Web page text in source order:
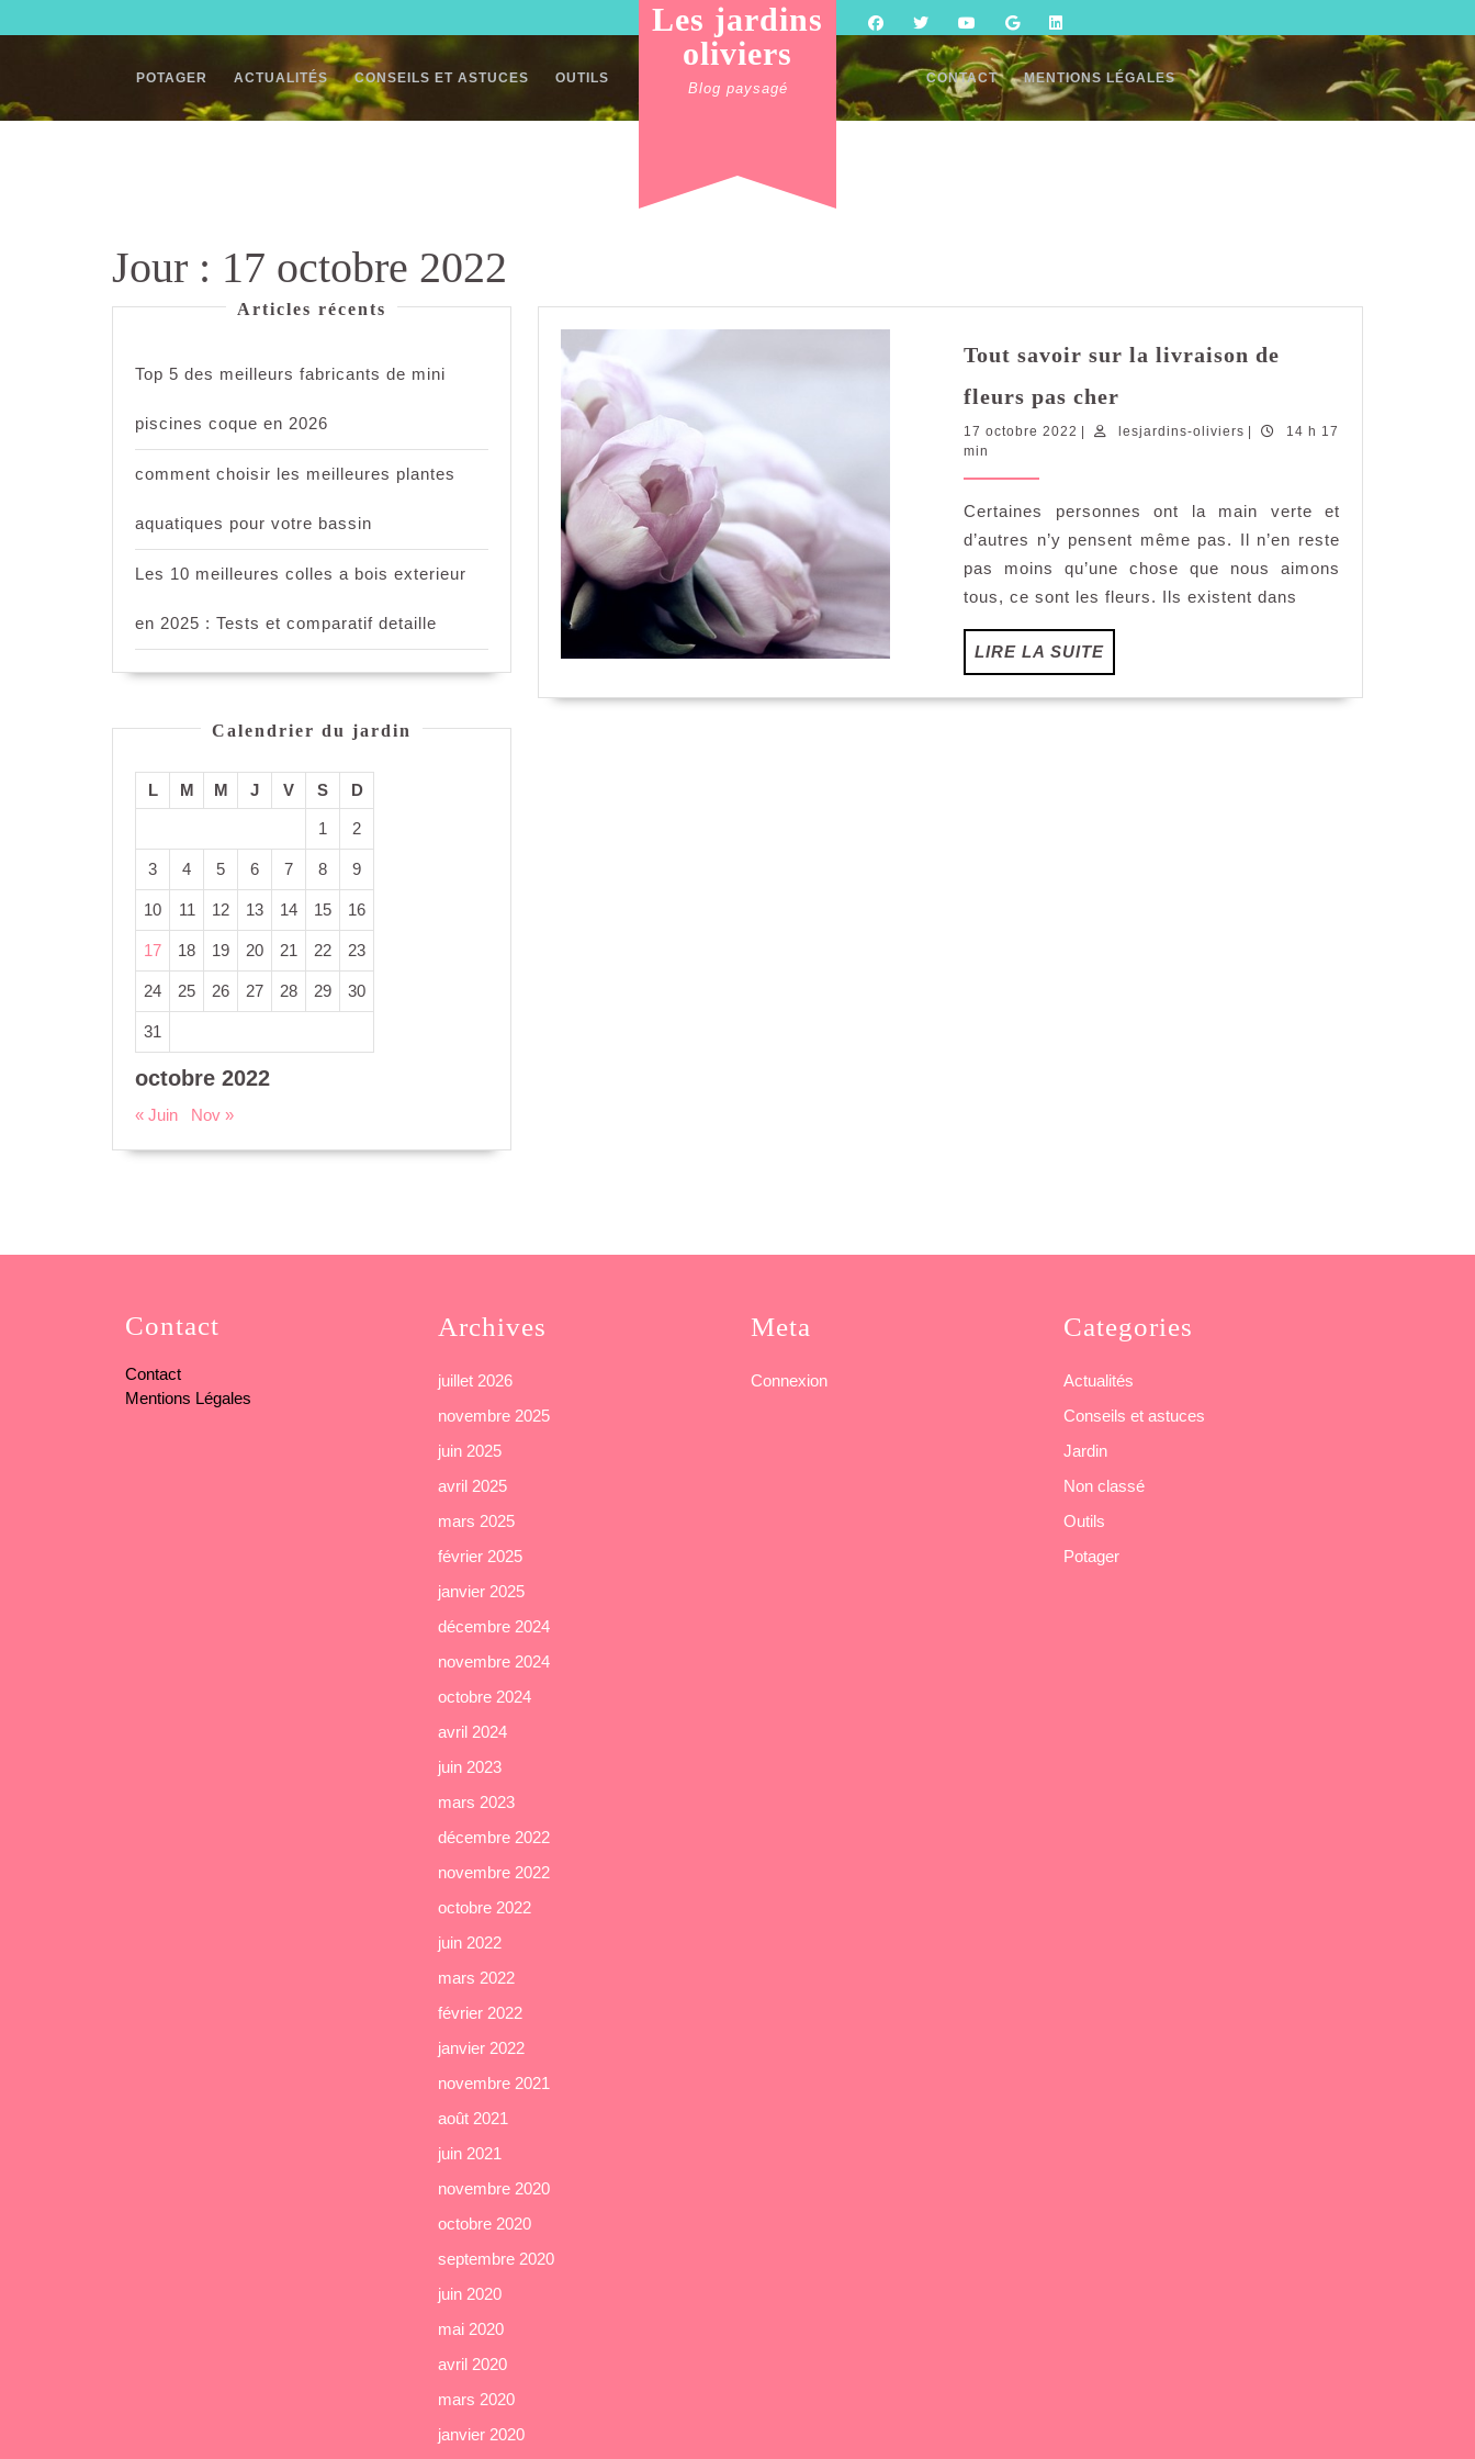
to
POTAGER ACTUALITÉS CONSEILS ET ASTUCES OUTILS
Les jardins
oliviers
Blog paysagé
CONTACT MENTIONS LÉGALES
Jour : 17 octobre 2022
Articles récents
Top 5 des meilleurs fabricants de mini
piscines coque en 2026
comment choisir les meilleures plantes
aquatiques pour votre bassin
Les 10 meilleures colles a bois exterieur
en 2025 : Tests et comparatif detaille
Calendrier du jardin
octobre 2022
L M M J V S D
1 2
3 4 5 6 7 8 9
10 11 12 13 14 15 16
17 18 19 20 21 22 23
24 25 26 27 28 29 30
31
« Juin Nov »
Tout savoir sur la livraison de
fleurs pas cher
sur
de
fleurs
pas
cher
17 octobre 2022 17
lesjardins-olivierslesjardins-
14 h 17
min
Certaines personnes ont la main verte et
d’autres n’y pensent même pas. Il n’en reste
pas moins qu’une chose que nous aimons
tous, ce sont les fleurs. Ils existent dans
LIRE LA SUITELIRE
LA
SUITE
Contact
Contact
Mentions Légales
Archives
juillet 2026
novembre 2025
juin 2025
avril 2025
mars 2025
février 2025
janvier 2025
décembre 2024
novembre 2024
octobre 2024
avril 2024
juin 2023
mars 2023
décembre 2022
novembre 2022
octobre 2022
juin 2022
mars 2022
février 2022
janvier 2022
novembre 2021
août 2021
juin 2021
novembre 2020
octobre 2020
septembre 2020
juin 2020
mai 2020
avril 2020
mars 2020
janvier 2020
Meta
Connexion
Categories
Actualités
Conseils et astuces
Jardin
Non classé
Outils
Potager